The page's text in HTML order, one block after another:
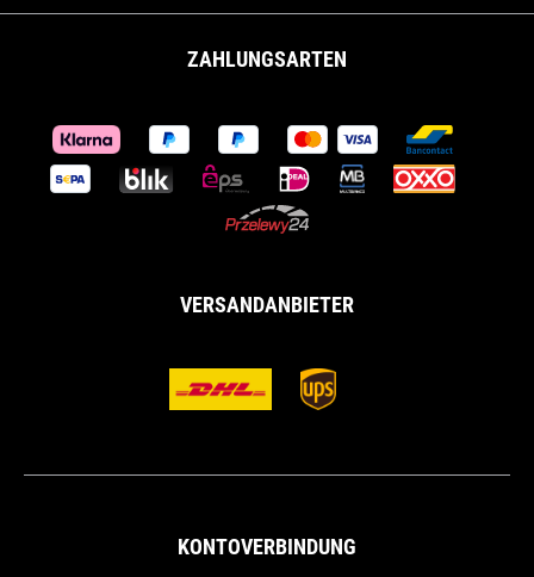
ZAHLUNGSARTEN
VERSANDANBIETER
KONTOVERBINDUNG